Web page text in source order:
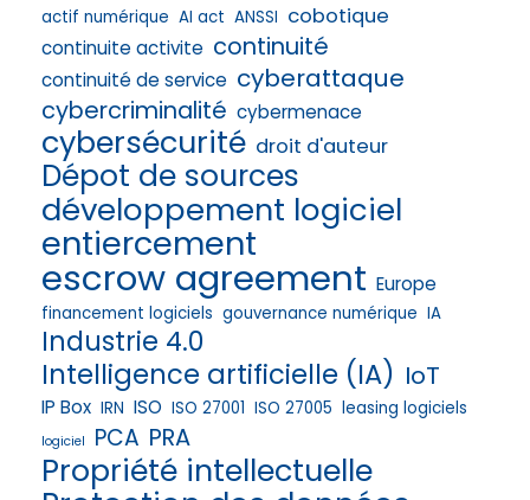
actif numérique AI act ANSSI cobotique
continuite activite continuité
continuité de service cyberattaque
cybercriminalité cybermenace
cybersécurité droit d'auteur
Dépot de sources
développement logiciel
entiercement
escrow agreement Europe
financement logiciels gouvernance numérique IA
Industrie 4.0
Intelligence artificielle (IA) IoT
IP Box IRN ISO ISO 27001 ISO 27005 leasing logiciels
logiciel PCA PRA
Propriété intellectuelle